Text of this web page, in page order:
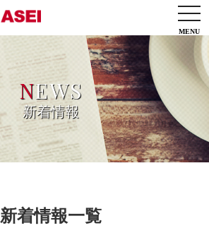
NEWS
新着情報
新着情報一覧